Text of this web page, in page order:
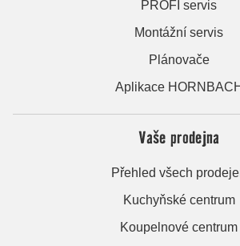
PROFI servis
Montážní servis
Plánovače
Aplikace HORNBACH
Vaše prodejna
Přehled všech
Kuchyňské centrum
Koupelnové centrum